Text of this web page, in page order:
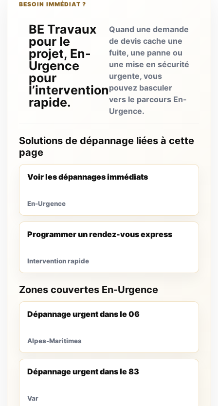
BESOIN IMMÉDIAT ?
BE Travaux
pour le
projet, En-
Urgence
pour
l’intervention
rapide.
Quand une demande
de devis cache une
fuite, une panne ou
une mise en sécurité
urgente, vous
pouvez basculer
vers le parcours En-
Urgence.
Solutions de dépannage liées à cette
page
Voir les dépannages immédiats
En-Urgence
Programmer un rendez-vous express
Intervention rapide
Zones couvertes En-Urgence
Dépannage urgent dans le 06
Alpes-Maritimes
Dépannage urgent dans le 83
Var